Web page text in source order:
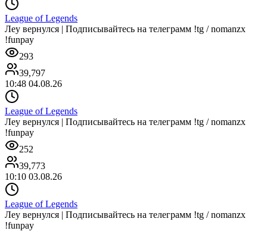
League of Legends
Леу вернулся | Подписывайтесь на телеграмм !tg / nomanzx
!funpay
293
39,797
10:48 04.08.26
League of Legends
Леу вернулся | Подписывайтесь на телеграмм !tg / nomanzx
!funpay
252
39,773
10:10 03.08.26
League of Legends
Леу вернулся | Подписывайтесь на телеграмм !tg / nomanzx
!funpay